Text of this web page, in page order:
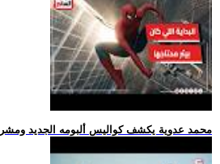
.. محمد عدوية يكشف كواليس ألبومه الجديد